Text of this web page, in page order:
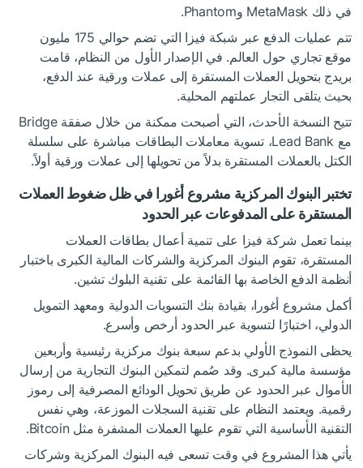
في ذلك MetaMask وPhantom.
تتم عمليات الدفع عبر شبكة فيزا التي تضم حوالي 175 مليون
موقع تجاري حول العالم. في الإصدار الأول من النظام، قامت
بريدج بتحويل العملات المستقرة إلى عملات ورقية عند الدفع،
بحيث يتلقى التجار عملتهم المحلية.
تتيح النسخة الأحدث، التي أصبحت ممكنة من خلال صفقة Bridge
مع Lead Bank، تسوية معاملات البطاقات مباشرة على سلسلة
الكتل بالعملات المستقرة بدلاً من تحويلها إلى عملات ورقية أولاً.
تختبر البنوك المركزية مشروع أغورا في ظل ضغوط العملات
المستقرة على المدفوعات عبر الحدود
بينما تعمل شركة فيزا على تنمية أعمال بطاقات العملات
المستقرة، تقوم البنوك المركزية والشركات المالية الكبرى باختبار
أنظمة الدفع الخاصة بها القائمة على تقنية البلوك تشين.
أكمل مشروع أغورا، بقيادة بنك التسويات الدولية ومعهد التمويل
الدولي، اختبارًا لتسوية عبر الحدود أرخص وأسرع.
يحظى النموذج الأولي بدعم سبعة بنوك مركزية رئيسية وأربعين
مؤسسة مالية كبرى. وقد صُمم لتمكين البنوك التجارية من إرسال
الأموال عبر الحدود عن طريق تحويل الودائع المصرفية إلى رموز
رقمية. ويعتمد النظام على تقنية السجلات الموزعة، وهي نفس
التقنية الأساسية التي تقوم عليها العملات المشفرة مثل Bitcoin.
يأتي هذا المشروع في وقت تسعى فيه البنوك المركزية وشركات